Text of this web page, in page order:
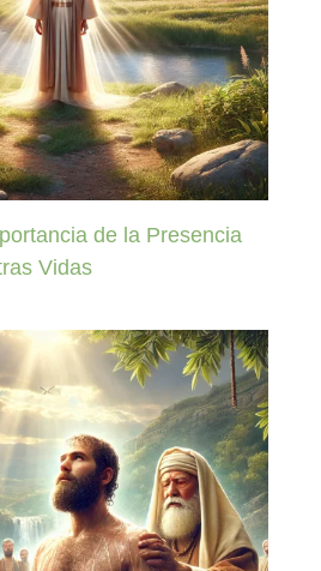
de la Presencia
Vidas